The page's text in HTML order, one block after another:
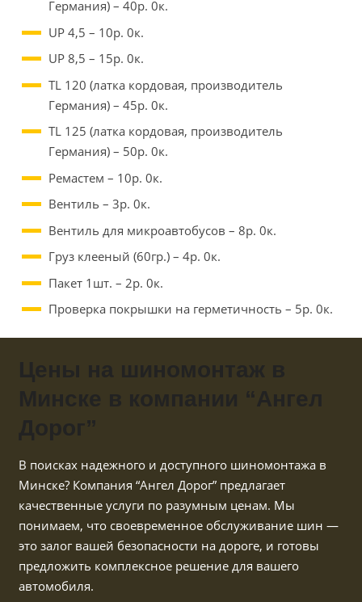
Германия) – 40р. 0к.
UP 4,5 – 10р. 0к.
UP 8,5 – 15р. 0к.
TL 120 (латка кордовая, производитель
Германия) – 45р. 0к.
TL 125 (латка кордовая, производитель
Германия) – 50р. 0к.
Ремастем – 10р. 0к.
Вентиль – 3р. 0к.
Вентиль для микроавтобусов – 8р. 0к.
Груз клееный (60гр.) – 4р. 0к.
Пакет 1шт. – 2р. 0к.
Проверка покрышки на герметичность – 5р. 0к.
Цены на шиномонтаж в
Минске в компании “Ангел
Дорог”
В поисках надежного и доступного шиномонтажа в
Минске? Компания “Ангел Дорог” предлагает
качественные услуги по разумным ценам. Мы
понимаем, что своевременное обслуживание шин —
это залог вашей безопасности на дороге, и готовы
предложить комплексное решение для вашего
автомобиля.